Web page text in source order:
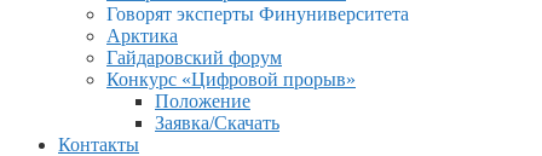
Говорят эксперты Финуниверситета
Арктика
Гайдаровский форум
Конкурс «Цифровой прорыв»
Положение
Заявка/Скачать
Контакты